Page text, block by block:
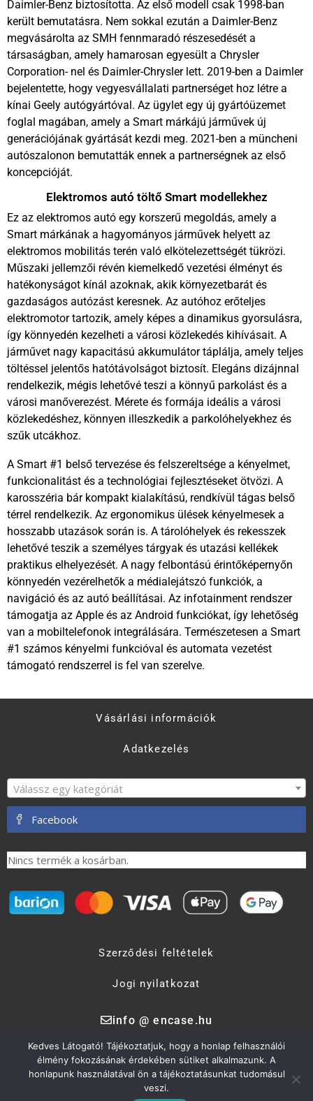
Daimler-Benz biztosította. Az első modell csak 1998-ban
került bemutatásra. Nem sokkal ezután a Daimler-Benz
megvásárolta az SMH fennmaradó részesedését a
társaságban, amely hamarosan egyesült a Chrysler
Corporation- nel és Daimler-Chrysler lett. 2019-ben a Daimler
bejelentette, hogy vegyesvállalati partnerséget hoz létre a
kínai Geely autógyártóval. Az ügylet egy új gyártóüzemet
foglal magában, amely a Smart márkájú járművek új
generációjának gyártását kezdi meg. 2021-ben a müncheni
autószalonon bemutatták ennek a partnerségnek az első
koncepcióját.
Elektromos autó töltő Smart modellekhez
Ez az elektromos autó egy korszerű megoldás, amely a
Smart márkának a hagyományos járművek helyett az
elektromos mobilitás terén való elkötelezettségét tükrözi.
Műszaki jellemzői révén kiemelkedő vezetési élményt és
hatékonyságot kínál azoknak, akik környezetbarát és
gazdaságos autózást keresnek. Az autóhoz erőteljes
elektromotor tartozik, amely képes a dinamikus gyorsulásra,
így könnyedén kezelheti a városi közlekedés kihívásait. A
járművet nagy kapacitású akkumulátor táplálja, amely teljes
töltéssel jelentős hatótávolságot biztosít. Elegáns dizájnnal
rendelkezik, mégis lehetővé teszi a könnyű parkolást és a
városi manőverezést. Mérete és formája ideális a városi
közlekedéshez, könnyen illeszkedik a parkolóhelyekhez és
szűk utcákhoz.
A Smart #1 belső tervezése és felszereltsége a kényelmet,
funkcionalitást és a technológiai fejlesztéseket ötvözi. A
karosszéria bár kompakt kialakítású, rendkívül tágas belső
térrel rendelkezik. Az ergonomikus ülések kényelmesek a
hosszabb utazások során is. A tárolóhelyek és rekesszek
lehetővé teszik a személyes tárgyak és utazási kellékek
praktikus elhelyezését. A nagy felbontású érintőképernyőn
könnyedén vezérelhetők a médialejátszó funkciók, a
navigáció és az autó beállításai. Az infotainment rendszer
támogatja az Apple és az Android funkciókat, így lehetőség
van a mobiltelefonok integrálására. Természetesen a Smart
#1 számos kényelmi funkcióval és automata vezetést
támogató rendszerrel is fel van szerelve.
Vásárlási információk
Adatkezelés
Válassz egy kategóriát
Facebook
Nincs termék a kosárban.
Szerződési feltételek
Jogi nyilatkozat
info @ encase.hu
Encase Kft. 2017 - 2026.
Kedves Látogató! Tájékoztatjuk, hogy a honlap felhasználói
élmény fokozásának érdekében sütiket alkalmazunk. A
honlapunk használatával ön a tájékoztatásunkat tudomásul
veszi.